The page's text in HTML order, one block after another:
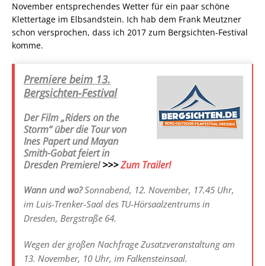
November entsprechendes Wetter für ein paar schöne
Klettertage im Elbsandstein. Ich hab dem Frank Meutzner
schon versprochen, dass ich 2017 zum Bergsichten-Festival
komme.
Premiere beim 13.
Bergsichten-Festival
Der Film „Riders on the
Storm“über die Tour von
Ines Papert und Mayan
Smith-Gobat feiert in
Dresden Premiere!>>>Zum Trailer!
Wann und wo?Sonnabend, 12. November, 17.45 Uhr,
im Luis-Trenker-Saal des TU-Hörsaalzentrums in
Dresden, Bergstraße 64.
Wegen der großen Nachfrage Zusatzveranstaltung am
13. November, 10 Uhr, im Falkensteinsaal.